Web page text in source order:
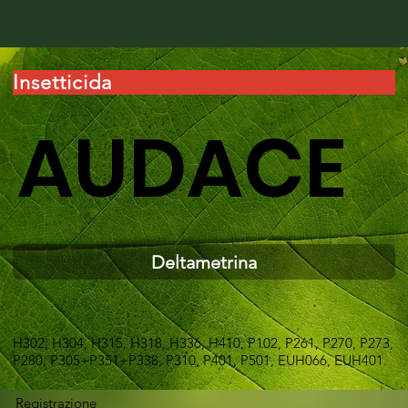
H302, H304, H315, H318, H336, H410, P102, P261, P270, P273,
P280, P305+P351+P338, P310, P401, P501, EUH066, EUH401.
AUDACE
Insetticida
Deltametrina
Registrazione